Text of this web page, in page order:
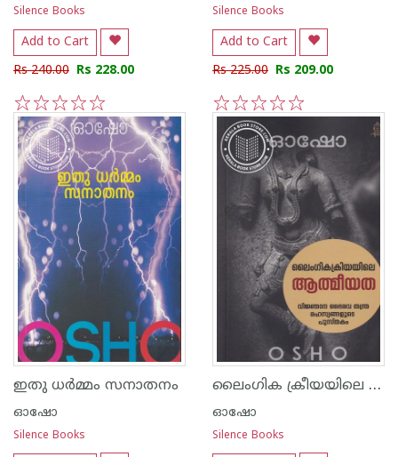
Silence Books
Add to Cart
Rs 240.00 Rs 228.00
5
4
3
2
1
Silence Books
Add to Cart
Rs 225.00 Rs 209.00
5
4
3
2
1
ഇതു ധര്‍മ്മം സനാതനം
ഓഷോ
Silence Books
ലൈംഗിക ക്രീയയിലെ ആത്മീയത
ഓഷോ
Silence Books